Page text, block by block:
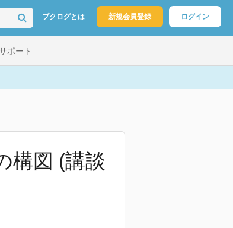
ブクログとは 新規会員登録 ログイン
ポート
構図 (講談